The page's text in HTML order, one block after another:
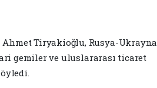
Ahmet Tiryakioğlu, Rusya-Ukrayna
gemiler ve uluslararası ticaret